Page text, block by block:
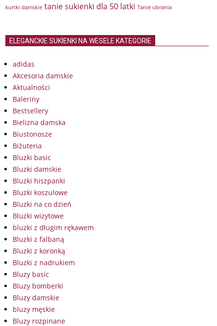
kurtki damskie tanie sukienki dla 50 latki Tanie ubrania
ELEGANCKIE SUKIENKI NA WESELE KATEGORIE
adidas
Akcesoria damskie
Aktualności
Baleriny
Bestsellery
Bielizna damska
Biustonosze
Biżuteria
Bluzki basic
Bluzki damskie
Bluzki hiszpanki
Bluzki koszulowe
Bluzki na co dzień
Bluzki wizytowe
bluzki z długim rękawem
Bluzki z falbaną
Bluzki z koronką
Bluzki z nadrukiem
Bluzy basic
Bluzy bomberki
Bluzy damskie
bluzy męskie
Bluzy rozpinane